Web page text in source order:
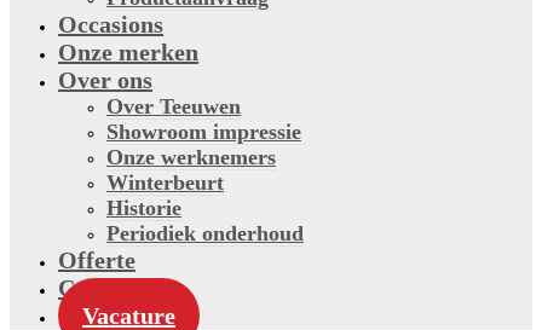
Occasions
Onze merken
Over ons
Over Teeuwen
Showroom impressie
Onze werknemers
Winterbeurt
Historie
Periodiek onderhoud
Offerte
Contact
Vacature